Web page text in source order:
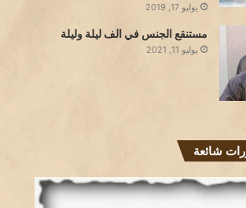
يوليو 17, 2019
مستنقع الجنس في الف ليلة وليلة
يوليو 11, 2021
شائعة